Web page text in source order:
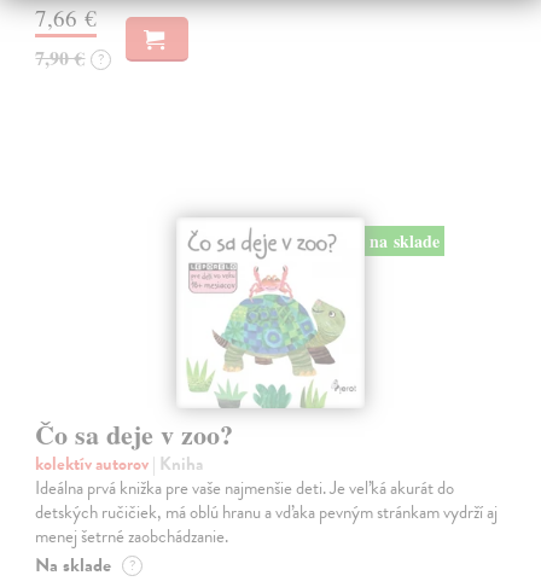
7,66 €
7,90 € ?
na sklade
Čo sa deje v zoo?
kolektív autorov| Kniha
Ideálna prvá knižka pre vaše najmenšie deti. Je veľká akurát do
detských ručičiek, má oblú hranu a vďaka pevným stránkam vydrží aj
menej šetrné zaobchádzanie.
Na sklade ?